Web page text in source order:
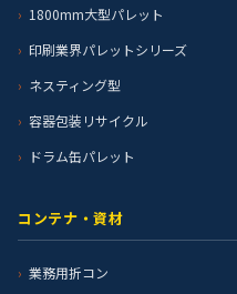
1800mm大型パレット
印刷業界パレットシリーズ
ネスティング型
容器包装リサイクル
ドラム缶パレット
コンテナ・資材
業務用折コン